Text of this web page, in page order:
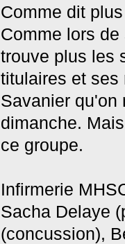
Comme dit
Comme lors
trouve plus les
titulaires et ses
Savanier qu'on
dimanche.
ce groupe.
Infirmerie
Sacha Delaye
(concussion),